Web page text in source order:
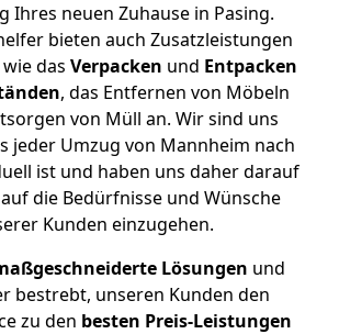
Ihres neuen Zuhause in Pasing.
bieten auch Zusatzleistungen
das Verpacken und Entpacken
, das Entfernen von Möbeln
von Müll an. Wir sind uns
jeder Umzug von Mannheim nach
ist und haben uns daher darauf
die Bedürfnisse und Wünsche
Kunden einzugehen.
Lösungen und
bestrebt, unseren Kunden den
zu den besten Preis-Leistungen